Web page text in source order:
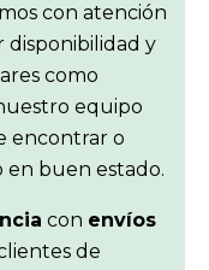
con atención
disponibilidad y
como
equipo
encontrar o
en buen estado.
con envíos
de